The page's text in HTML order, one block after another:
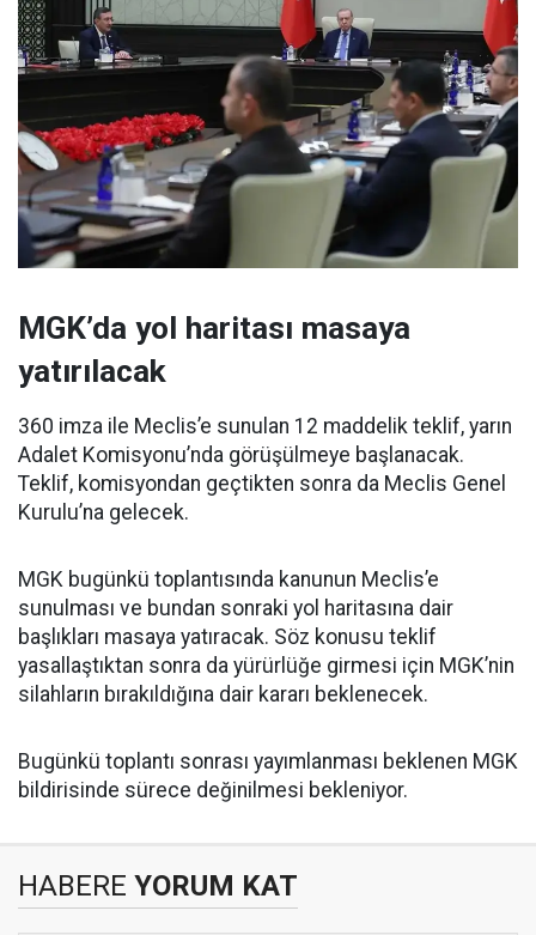
MGK’da yol haritası masaya
yatırılacak
360 imza ile Meclis’e sunulan 12 maddelik teklif, yarın
Adalet Komisyonu’nda görüşülmeye başlanacak.
Teklif, komisyondan geçtikten sonra da Meclis Genel
Kurulu’na gelecek.
MGK bugünkü toplantısında kanunun Meclis’e
sunulması ve bundan sonraki yol haritasına dair
başlıkları masaya yatıracak. Söz konusu teklif
yasallaştıktan sonra da yürürlüğe girmesi için MGK’nin
silahların bırakıldığına dair kararı beklenecek.
Bugünkü toplantı sonrası yayımlanması beklenen MGK
bildirisinde sürece değinilmesi bekleniyor.
HABERE YORUM KAT